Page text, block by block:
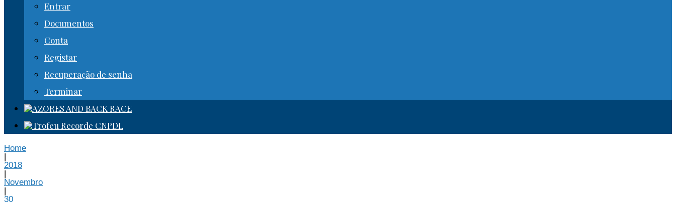
Entrar
Documentos
Conta
Registar
Recuperação de senha
Terminar
Home
|
2018
|
Novembro
|
30